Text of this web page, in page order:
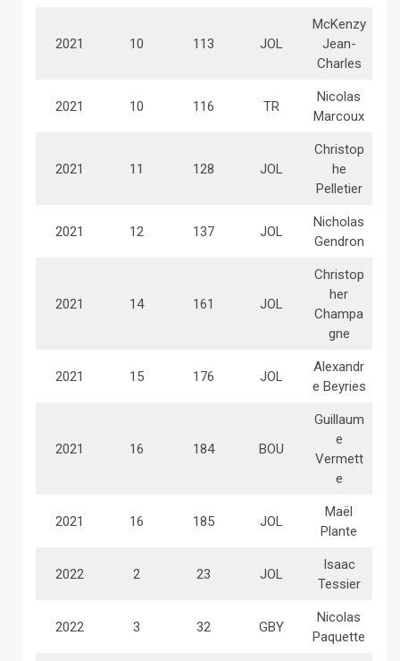
2021 10 113 JOL
McKenzy
Jean-
Charles
2021 10 116 TR
Nicolas
Marcoux
2021 11 128 JOL
Christop
he
Pelletier
2021 12 137 JOL
Nicholas
Gendron
2021 14 161 JOL
Christop
her
Champa
gne
2021 15 176 JOL
Alexandr
e Beyries
2021 16 184 BOU
Guillaum
e
Vermett
e
2021 16 185 JOL
Maël
Plante
2022 2 23 JOL
Isaac
Tessier
2022 3 32 GBY
Nicolas
Paquette